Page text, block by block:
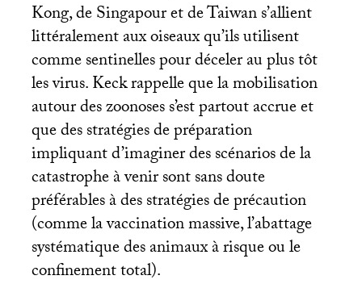
Kong, de Singapour et de Taiwan s’allient
littéralement aux oiseaux qu’ils utilisent
comme sentinelles pour déceler au plus tôt
les virus. Keck rappelle que la mobilisation
autour des zoonoses s’est partout accrue et
que des stratégies de préparation
impliquant d’imaginer des scénarios de la
catastrophe à venir sont sans doute
préférables à des stratégies de précaution
(comme la vaccination massive, l’abattage
systématique des animaux à risque ou le
confinement total).